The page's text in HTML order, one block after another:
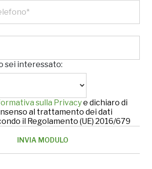
sei interessato:
sulla Privacye dichiaro di
al trattamento dei dati
il Regolamento (UE) 2016/679